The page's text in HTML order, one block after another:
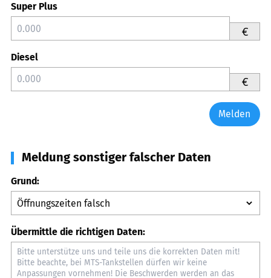
Super Plus
€
Diesel
€
Melden
Meldung sonstiger falscher Daten
Grund:
Übermittle die richtigen Daten: